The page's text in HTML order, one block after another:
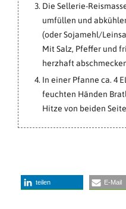
Die Sellerie-
umfüllen und
(oder Sojamehl/
Mit Salz, Pfeffer und
herzhaft
In einer Pfanne ca. 4
feuchten Händen
Hitze von beiden
teilen E-Mail